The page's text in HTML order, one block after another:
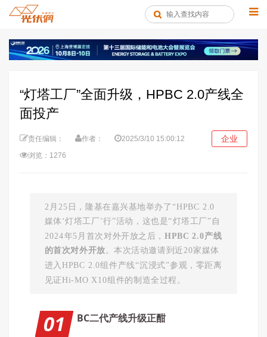
“灯塔工厂”全面升级，HPBC 2.0产线全
面投产
责任编辑： 作者：
2025/3/10 15:00:12
浏览：1276
企业
2月25日，隆基在嘉兴基地举办了“HPBC 2.0
媒体‘灯塔工厂’行”活动，这也是“灯塔工厂”自
2024年5月首次对外开放之后， HPBC 2.0产线
的首次对外开放。本次活动邀请到近20家媒体
进入HPBC 2.0组件产线“沉浸式”参观，零距离
见证Hi-MO X10组件的制造全过程。
01 BC二代产线升级正酣